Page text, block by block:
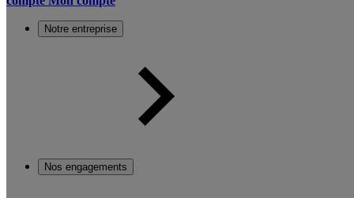
Notre entreprise
Nos engagements